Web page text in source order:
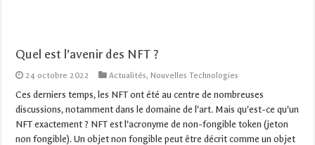
Quel est l’avenir des NFT ?
24 octobre 2022 Actualités,Nouvelles Technologies
Ces derniers temps, les NFT ont été au centre de nombreuses
discussions, notamment dans le domaine de l’art. Mais qu’est-ce qu’un
NFT exactement ? NFT est l’acronyme de non-fongible token (jeton
non fongible). Un objet non fongible peut être décrit comme un objet